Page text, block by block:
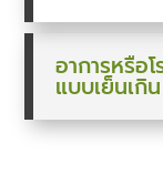
อาการหรือ
แบบเย็นเกิน